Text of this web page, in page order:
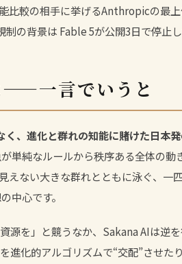
比較の相手に挙げるAnthropicの最
制の背景は Fable 5が公開3日で停止
一言でいうと
く、進化と群れの知能に賭けた日本
単純なルールから秩序ある全体の
えない大きな群れとともに泳ぐ、一
中心です。
源を」と競うなか、Sakana AIは逆
進化的アルゴリズムで“交配”させた